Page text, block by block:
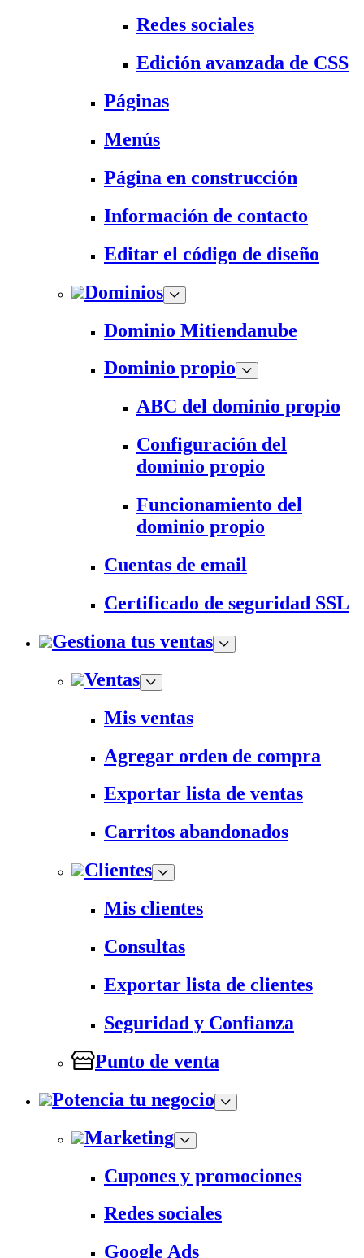
Redes sociales
Edición avanzada de CSS
Páginas
Menús
Página en construcción
Información de contacto
Editar el código de diseño
Dominios
Dominio Mitiendanube
Dominio propio
ABC del dominio propio
Configuración del
dominio propio
Funcionamiento del
dominio propio
Cuentas de email
Certificado de seguridad SSL
Gestiona tus ventas
Ventas
Mis ventas
Agregar orden de compra
Exportar lista de ventas
Carritos abandonados
Clientes
Mis clientes
Consultas
Exportar lista de clientes
Seguridad y Confianza
Punto de venta
Potencia tu negocio
Marketing
Cupones y promociones
Redes sociales
Google Ads